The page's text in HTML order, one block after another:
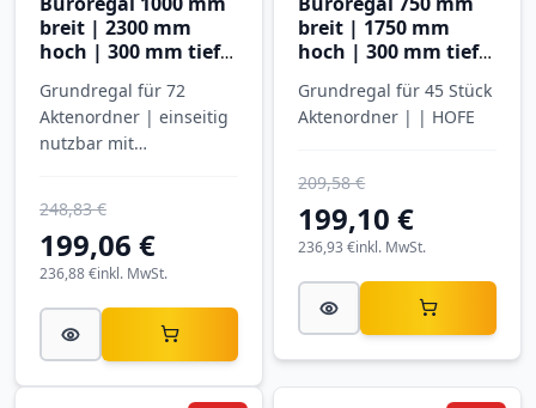
breit | 2300 mm
hoch | 300 mm tief |
Grundregal für 72
Aktenordner | einseitig
nutzbar mit
199,06 €
248,83 €
inkl. MwSt.
236,88 €
breit | 1750 mm
hoch | 300 mm tief |
Grundregal für 45 Stück
Aktenordner | | HOFE
199,10 €
209,58 €
inkl. MwSt.
236,93 €